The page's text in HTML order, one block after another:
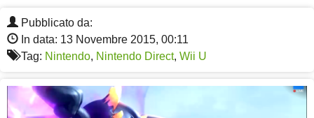
Pubblicato da:
In data: 13 Novembre 2015, 00:11
Tag: Nintendo, Nintendo Direct, Wii U